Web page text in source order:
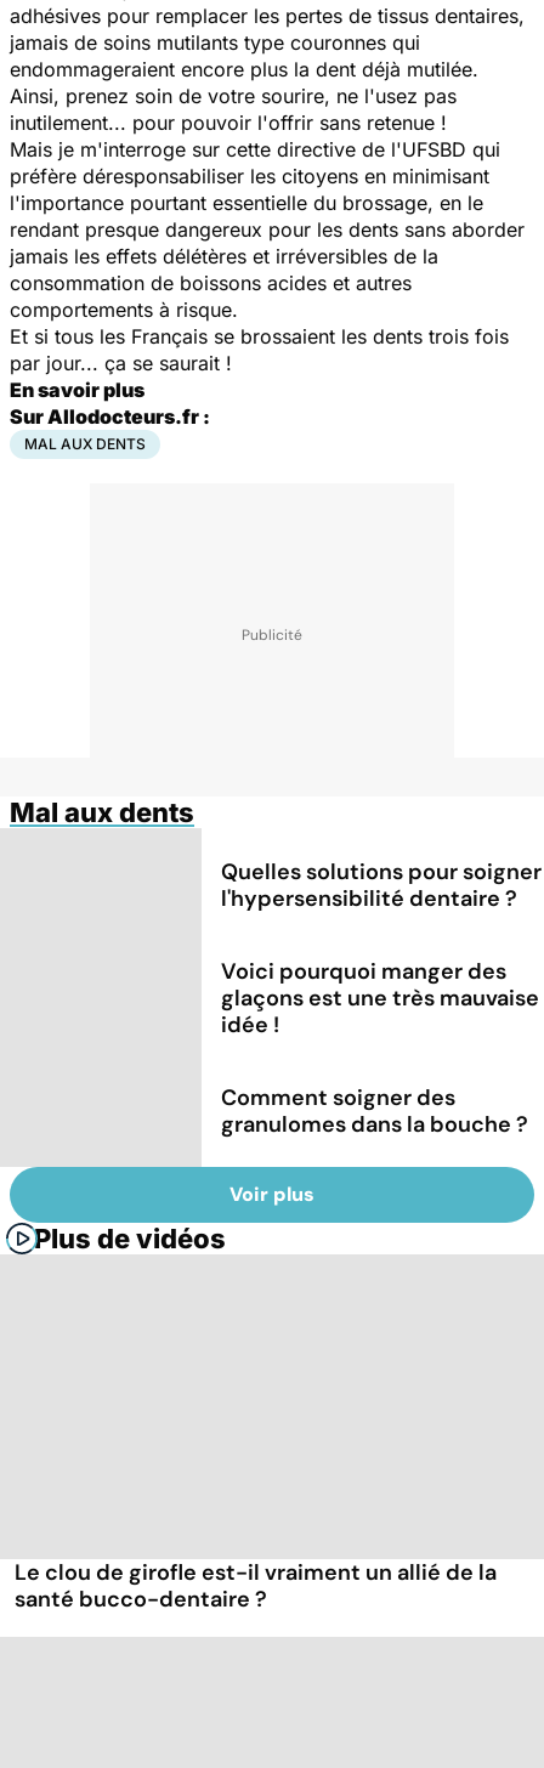
adhésives pour remplacer les pertes de tissus dentaires,
jamais de soins mutilants type couronnes qui
endommageraient encore plus la dent déjà mutilée.
Ainsi, prenez soin de votre sourire, ne l'usez pas
inutilement... pour pouvoir l'offrir sans retenue !
Mais je m'interroge sur cette directive de l'UFSBD qui
préfère déresponsabiliser les citoyens en minimisant
l'importance pourtant essentielle du brossage, en le
rendant presque dangereux pour les dents sans aborder
jamais les effets délétères et irréversibles de la
consommation de boissons acides et autres
comportements à risque.
Et si tous les Français se brossaient les dents trois fois
par jour... ça se saurait !
En savoir plus
Sur Allodocteurs.fr :
MAL AUX DENTS
Mal aux dents
Quelles solutions pour soigner
l'hypersensibilité dentaire ?
Voici pourquoi manger des
glaçons est une très mauvaise
idée !
Comment soigner des
granulomes dans la bouche ?
Voir plus
Plus de vidéos
Le clou de girofle est-il vraiment un allié de la
santé bucco-dentaire ?